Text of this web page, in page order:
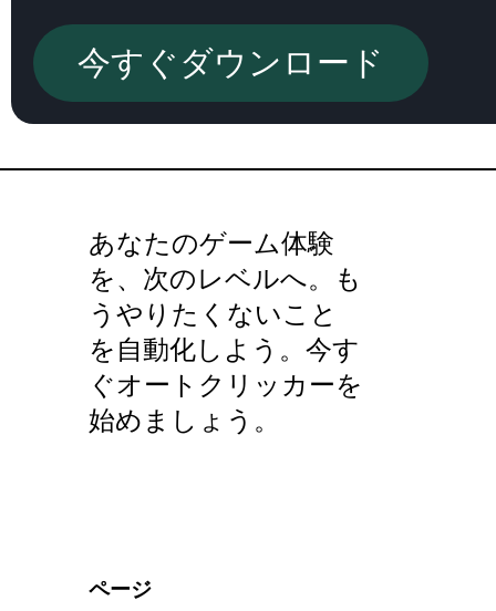
今すぐダウンロード
あなたのゲーム体験
を、次のレベルへ。も
うやりたくないこと
を自動化しよう。今す
ぐオートクリッカーを
始めましょう。
ページ